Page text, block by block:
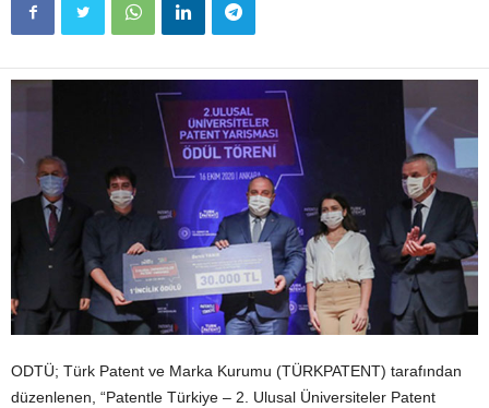
ODTÜ; Türk Patent ve Marka Kurumu (TÜRKPATENT) tarafından
düzenlenen, “Patentle Türkiye – 2. Ulusal Üniversiteler Patent